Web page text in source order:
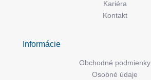
Kariéra
Kontakt
Informácie
Obchodné podmienky
Osobné údaje